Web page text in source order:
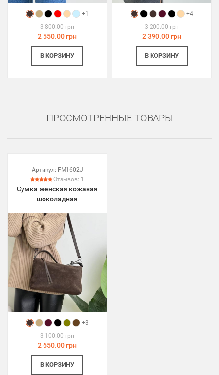
+1
3 800.00 грн
2 550.00 грн
В КОРЗИНУ
+4
3 200.00 грн
2 390.00 грн
В КОРЗИНУ
ПРОСМОТРЕННЫЕ ТОВАРЫ
Артикул: FM1602J
Отзывов: 1
Сумка женская кожаная
шоколадная
+3
3 100.00 грн
2 650.00 грн
В КОРЗИНУ